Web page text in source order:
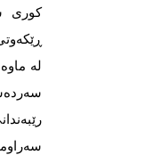
کوری
لە